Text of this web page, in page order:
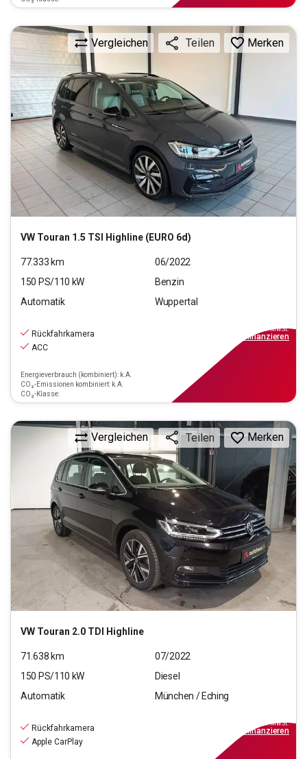
VW Touran 1.5 TSI Highline (EURO 6d)
Vergleichen Teilen Merken
77.333 km
06/2022
150 PS/110 kW
Benzin
Automatik
Wuppertal
Rückfahrkamera
ACC
Energieverbrauch (kombiniert): k.A.
CO₂-Emissionen kombiniert: k.A.
CO₂-Klasse:
inkl.MwSt.
finanzieren
VW Touran 2.0 TDI Highline
Vergleichen Teilen Merken
71.638 km
07/2022
150 PS/110 kW
Diesel
Automatik
München / Eching
Rückfahrkamera
Apple CarPlay
inkl.MwSt.
finanzieren